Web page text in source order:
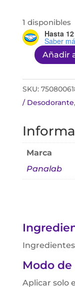
1 disponibles
Hasta
Saber
Proavenal
90ml
Frasco
On
cantidad
Añadir
SKU:
/ Desodorante,
Marca
Panalab
Ingredientes
Modo de
Aplicar solo